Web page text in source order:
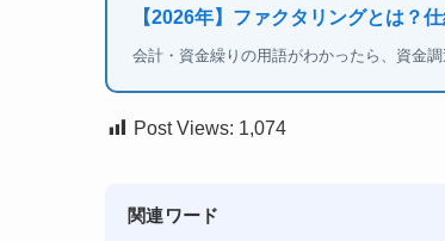
【2026年】ファクタリングとは？
会計・資金繰りの用語がわかったら、資金
Post Views: 1,074
関連ワード